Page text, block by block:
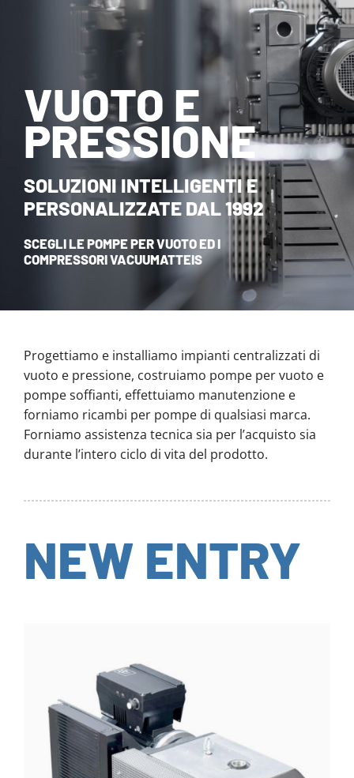
HOME
VUOTO E
PRESSIONE
SOLUZIONI INTELLIGENTI E
PERSONALIZZATE DAL 1992
SCEGLI LE POMPE PER VUOTO ED I
COMPRESSORI VACUUMATTEIS
Progettiamo e installiamo impianti centralizzati di
vuoto e pressione, costruiamo pompe per vuoto e
pompe soffianti, effettuiamo manutenzione e
forniamo ricambi per pompe di qualsiasi marca.
Forniamo assistenza tecnica sia per l’acquisto sia
durante l’intero ciclo di vita del prodotto.
NEW ENTRY